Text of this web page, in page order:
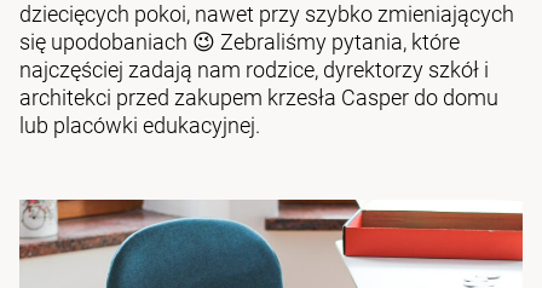
dziecięcych pokoi, nawet przy szybko zmieniających
się upodobaniach 😉 Zebraliśmy pytania, które
najczęściej zadają nam rodzice, dyrektorzy szkół i
architekci przed zakupem krzesła Casper do domu
lub placówki edukacyjnej.